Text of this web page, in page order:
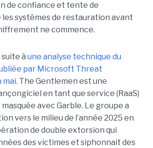
de confiance et tente de
systèmes de restauration avant
ne commence.
à une analyse technique du
par Microsoft Threat
mai. The Gentlemen est une
en tant que service (RaaS)
avec Garble. Le groupe a
vers le milieu de l’année 2025 en
de double extorsion qui
des victimes et siphonnait des